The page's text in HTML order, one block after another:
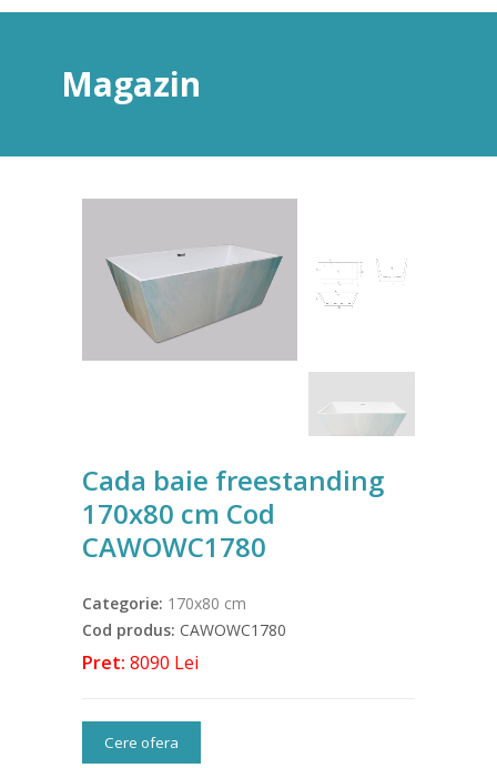
Magazin
Cada baie freestanding
170x80 cm Cod
CAWOWC1780
Categorie: 170x80 cm
Cod produs: CAWOWC1780
Pret: 8090 Lei
Cere ofera